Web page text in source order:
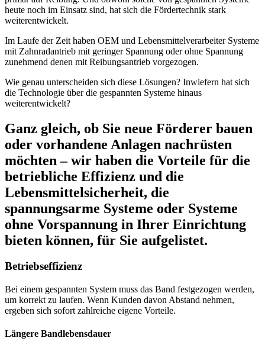
heute noch im Einsatz sind, hat sich die Fördertechnik stark
weiterentwickelt.
Im Laufe der Zeit haben OEM und Lebensmittelverarbeiter Systeme
mit Zahnradantrieb mit geringer Spannung oder ohne Spannung
zunehmend denen mit Reibungsantrieb vorgezogen.
Wie genau unterscheiden sich diese Lösungen? Inwiefern hat sich
die Technologie über die gespannten Systeme hinaus
weiterentwickelt?
Ganz gleich, ob Sie neue Förderer bauen
oder vorhandene Anlagen nachrüsten
möchten– wir haben die Vorteile für die
betriebliche Effizienz und die
Lebensmittelsicherheit, die
spannungsarme Systeme oder Systeme
ohne Vorspannung in Ihrer Einrichtung
bieten können, für Sie aufgelistet.
Betriebseffizienz
Bei einem gespannten System muss das Band festgezogen werden,
um korrekt zu laufen. Wenn Kunden davon Abstand nehmen,
ergeben sich sofort zahlreiche eigene Vorteile.
Längere Bandlebensdauer